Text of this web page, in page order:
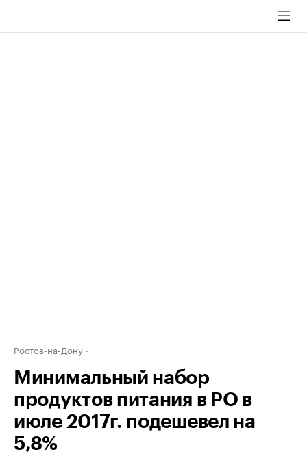
Ростов-на-Дону
Минимальный набор
продуктов питания в РО в
июле 2017г. подешевел на
5,8%